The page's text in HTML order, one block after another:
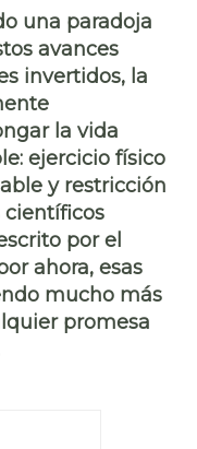
una paradoja
avances
invertidos, la
la vida
ejercicio físico
y restricción
científicos
por el
ahora, esas
mucho más
promesa